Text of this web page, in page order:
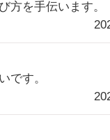
方を手伝います。
です。